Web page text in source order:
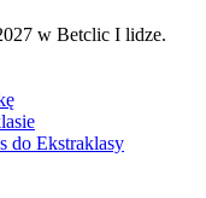
w Betclic I lidze.
do Ekstraklasy